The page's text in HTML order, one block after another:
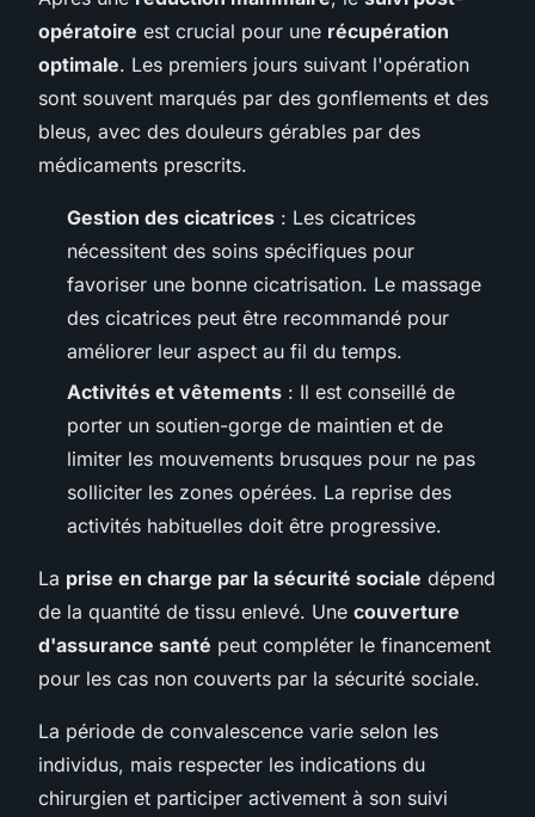
opératoire est crucial pour une récupération
optimale. Les premiers jours suivant l'opération
sont souvent marqués par des gonflements et des
bleus, avec des douleurs gérables par des
médicaments prescrits.
Gestion des cicatrices : Les cicatrices
nécessitent des soins spécifiques pour
favoriser une bonne cicatrisation. Le massage
des cicatrices peut être recommandé pour
améliorer leur aspect au fil du temps.
Activités et vêtements : Il est conseillé de
porter un soutien-gorge de maintien et de
limiter les mouvements brusques pour ne pas
solliciter les zones opérées. La reprise des
activités habituelles doit être progressive.
La prise en charge par la sécurité sociale dépend
de la quantité de tissu enlevé. Une couverture
d'assurance santé peut compléter le financement
pour les cas non couverts par la sécurité sociale.
La période de convalescence varie selon les
individus, mais respecter les indications du
chirurgien et participer activement à son suivi